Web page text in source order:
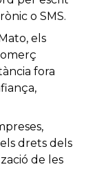
o SMS.
els
fora
drets dels
de les